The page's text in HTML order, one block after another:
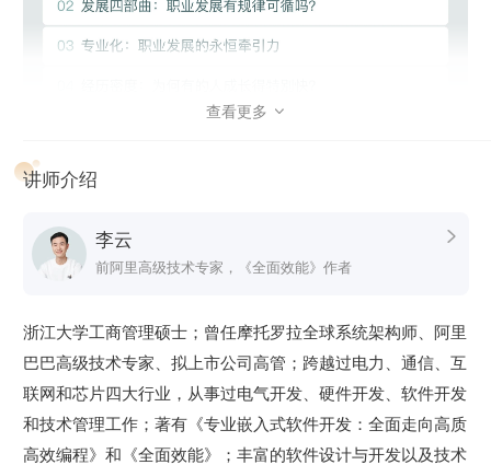
职业发展包含自我管理、知识管理、业务技能、专业技能及环
道路上一级一级修炼，最终收获职业发展和自我发展双丰收。
查看更多 
讲师介绍
李云
前阿里高级技术专家，《全面效能》作者

浙江大学工商管理硕士；曾任摩托罗拉全球系统架构师、阿里
巴巴高级技术专家、拟上市公司高管；跨越过电力、通信、互
联网和芯片四大行业，从事过电气开发、硬件开发、软件开发
和技术管理工作；著有《专业嵌入式软件开发：全面走向高质
高效编程》和《全面效能》；丰富的软件设计与开发以及技术